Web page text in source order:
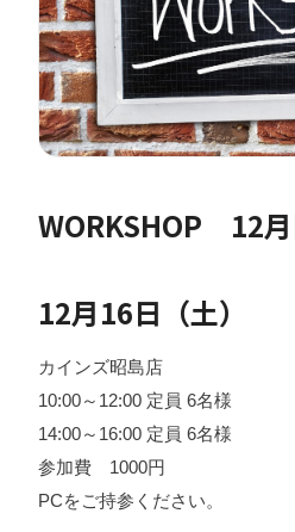
WORKSHOP 12
12月16日（土）
カインズ昭島店
10:00～12:00 定員 6名様
14:00～16:00 定員 6名様
参加費 1000円
PCをご持参ください。